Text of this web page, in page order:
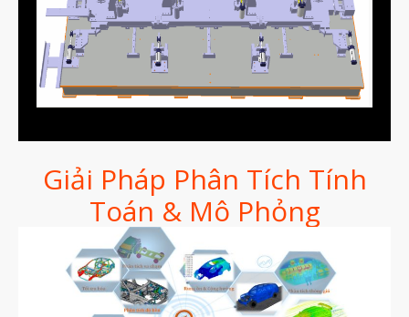
vật liệu in 3D tiếp xúc dầu
vật liệu in 3D kháng dung môi
đánh đổi độ bền và chịu nhiệt
đọc datasheet vật liệu in 3D
Tháng Tám 2026
Tháng Bảy 2026
Tháng Năm 2026
Giải Pháp Phân Tích Tính
Toán & Mô Phỏng